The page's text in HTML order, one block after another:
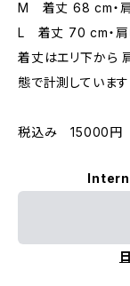
M 着丈 68 cm・
L 着丈 70 cm・肩
着丈はエリ下から
態で計測しています
税込み 15000円